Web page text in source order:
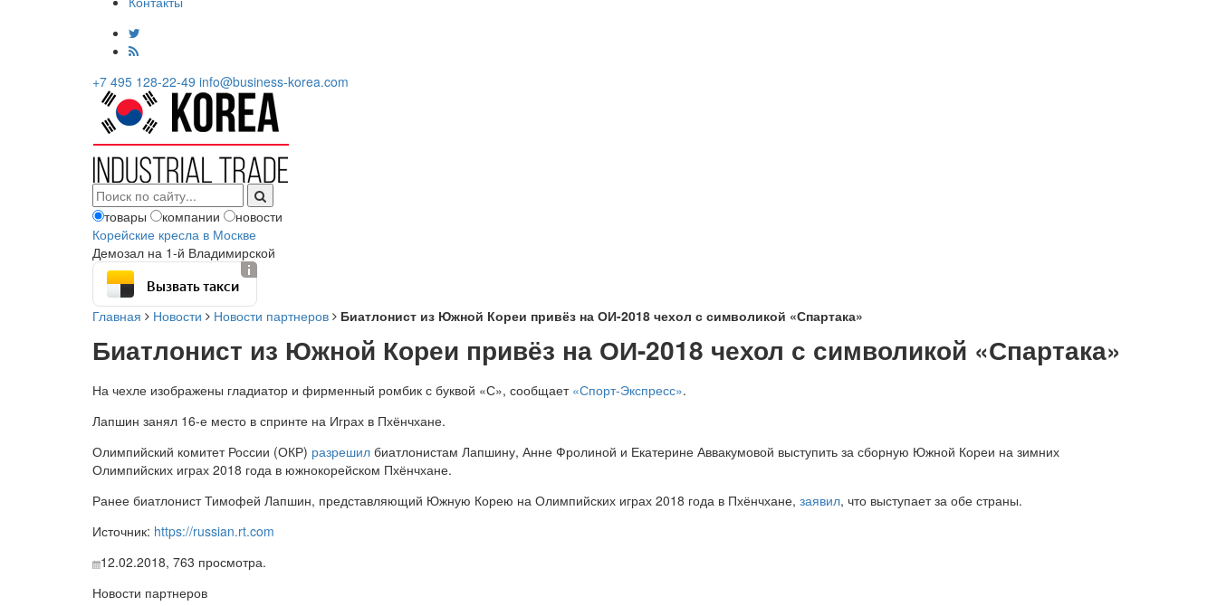
+7 495 128-22-49 info@business-korea.com
товары компании
новости
Корейские кресла в Москве
Демозал на 1-й Владимирской
Вызвать такси
Главная Новости Новости партнеров Биатлонист из Южной Кореи привёз на ОИ-2018 чехол с символикой «Спартака»
Биатлонист из Южной Кореи привёз на ОИ-2018 чехол с символикой «Спартака»
На чехле изображены гладиатор и фирменный ромбик с буквой «С», сообщает «Спорт-Экспресс».
Лапшин занял 16-е место в спринте на Играх в Пхёнчхане.
Олимпийский комитет России (ОКР) разрешил биатлонистам Лапшину, Анне Фролиной и Екатерине Аввакумовой выступить за сборную Южной Кореи на зимних
Олимпийских играх 2018 года в южнокорейском Пхёнчхане.
Ранее биатлонист Тимофей Лапшин, представляющий Южную Корею на Олимпийских играх 2018 года в Пхёнчхане, заявил, что выступает за обе страны.
Источник: https://russian.rt.com
12.02.2018, 763 просмотра.
Новости партнеров